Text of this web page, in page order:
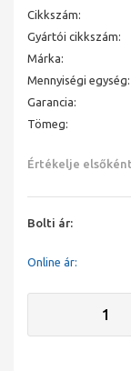
Cikkszám:
Gyártói cikkszám:
Márka:
Mennyiségi egység:
Garancia:
Tömeg:
Értékelje elsőként
Bolti ár:
Online ár: